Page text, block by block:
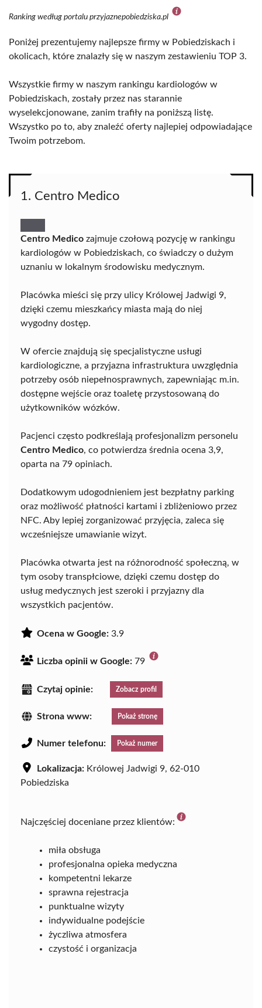
Ranking według portalu przyjaznepobiedziska.pl
Poniżej prezentujemy najlepsze firmy w Pobiedziskach i
okolicach, które znalazły się w naszym zestawieniu TOP 3.
Wszystkie firmy w naszym rankingu kardiologów w
Pobiedziskach, zostały przez nas starannie
wyselekcjonowane, zanim trafiły na poniższą listę.
Wszystko po to, aby znaleźć oferty najlepiej odpowiadające
Twoim potrzebom.
1. Centro Medico
Centro Medico zajmuje czołową pozycję w rankingu
kardiologów w Pobiedziskach, co świadczy o dużym
uznaniu w lokalnym środowisku medycznym.
Placówka mieści się przy ulicy Królowej Jadwigi 9,
dzięki czemu mieszkańcy miasta mają do niej
wygodny dostęp.
W ofercie znajdują się specjalistyczne usługi
kardiologiczne, a przyjazna infrastruktura uwzględnia
potrzeby osób niepełnosprawnych, zapewniając m.in.
dostępne wejście oraz toaletę przystosowaną do
użytkowników wózków.
Pacjenci często podkreślają profesjonalizm personelu
Centro Medico, co potwierdza średnia ocena 3,9,
oparta na 79 opiniach.
Dodatkowym udogodnieniem jest bezpłatny parking
oraz możliwość płatności kartami i zbliżeniowo przez
NFC. Aby lepiej zorganizować przyjęcia, zaleca się
wcześniejsze umawianie wizyt.
Placówka otwarta jest na różnorodność społeczną, w
tym osoby transpłciowe, dzięki czemu dostęp do
usług medycznych jest szeroki i przyjazny dla
wszystkich pacjentów.
Ocena w Google: 3.9
Liczba opinii w Google: 79
Czytaj opinie: Zobacz profil
Strona www: Pokaż stronę
Numer telefonu: Pokaż numer
Lokalizacja: Królowej Jadwigi 9, 62-010
Pobiedziska
Najczęściej doceniane przez klientów:
miła obsługa
profesjonalna opieka medyczna
kompetentni lekarze
sprawna rejestracja
punktualne wizyty
indywidualne podejście
życzliwa atmosfera
czystość i organizacja